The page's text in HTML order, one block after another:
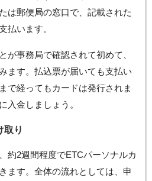
は郵便局の窓口で、記載された
払います。
が事務局で確認されて初めて、
ます。払込票が届いても支払い
で経ってもカードは発行されま
入金しましょう。
取り
約2週間程度でETCパーソナルカ
ます。全体の流れとしては、申